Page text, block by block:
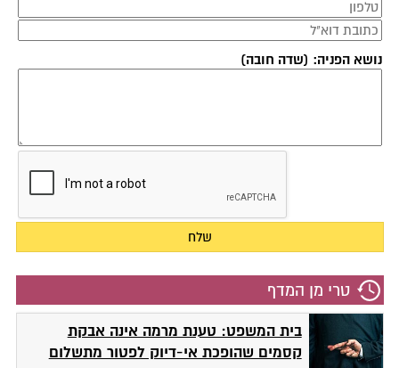
נושא הפניה: (שדה חובה)
טרי מן המדף
בית המשפט: טענת מרמה אינה אבקת
קסמים שהופכת אי-דיוק לפטור מתשלום